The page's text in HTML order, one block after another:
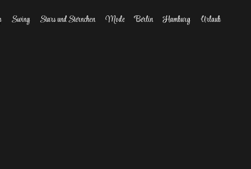
Swing Stars und Sternchen Mode Berlin Hamburg Urlaub